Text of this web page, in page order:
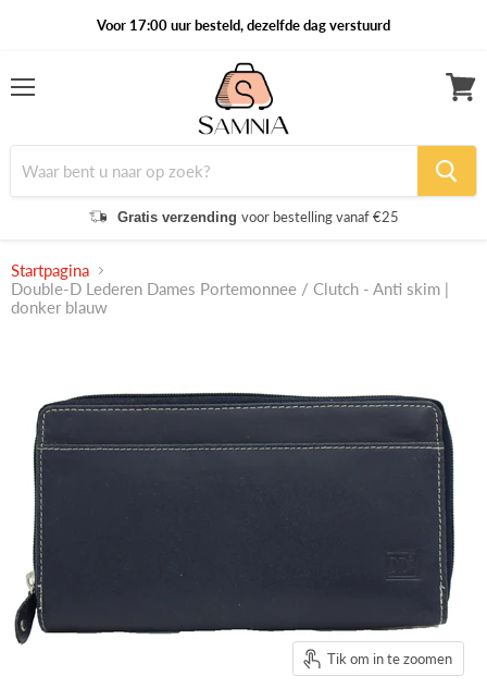
Voor 17:00 uur besteld, dezelfde dag verstuurd
Gratis verzending voor bestelling vanaf €25
Startpagina
Double-D Lederen Dames Portemonnee / Clutch - Anti skim |
donker blauw
Tik om in te zoomen